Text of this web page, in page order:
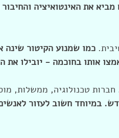
את האינטואיציה
אותו בחוכמה - יובילו את
טכנולוגיה, ממשלות,